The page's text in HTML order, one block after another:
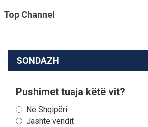
Top Channel
SONDAZH
Pushimet tuaja këtë vit?
Në Shqipëri
Jashtë vendit